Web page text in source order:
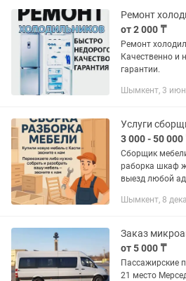
Установка
от 2 000 ₸
Ремонт
Качественно и
гарантии.
Шымкент, 3
3 000 - 50 000
Сборщик
раборка шкаф
выезд любой
Шымкент, 8
от 5 000 ₸
Пассажирские
21 место